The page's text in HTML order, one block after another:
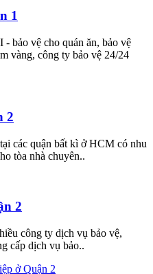
1
vệ cho quán ăn, bảo vệ
vàng, công ty bảo vệ 24/24
2
các quận bất kì ở HCM có nhu
tòa nhà chuyên..
2
công ty dịch vụ bảo vệ,
cấp dịch vụ bảo..